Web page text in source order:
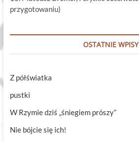
przygotowaniu)
OSTATNIE WPISY
Z półświatka
pustki
W Rzymie dziś „śniegiem prószy”
Nie bójcie się ich!